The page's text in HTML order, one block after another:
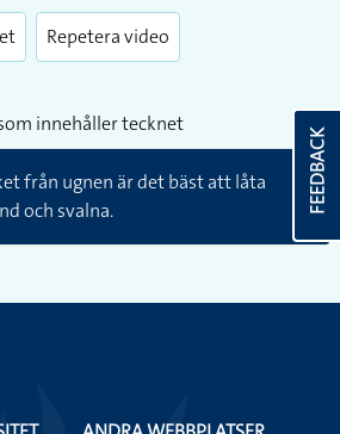
Repetera video
innehåller tecknet
från ugnen är det bäst att låta
och svalna.
FEEDBACK